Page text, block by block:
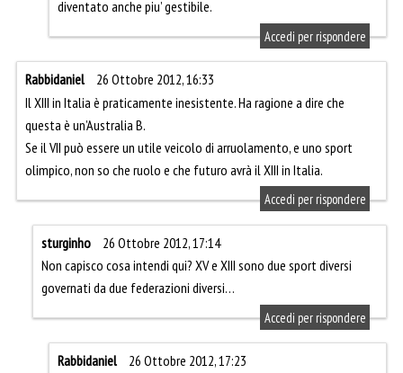
diventato anche piu’ gestibile.
Accedi per rispondere
Rabbidaniel
26 Ottobre 2012, 16:33
Il XIII in Italia è praticamente inesistente. Ha ragione a dire che
questa è un’Australia B.
Se il VII può essere un utile veicolo di arruolamento, e uno sport
olimpico, non so che ruolo e che futuro avrà il XIII in Italia.
Accedi per rispondere
sturginho
26 Ottobre 2012, 17:14
Non capisco cosa intendi qui? XV e XIII sono due sport diversi
governati da due federazioni diversi…
Accedi per rispondere
Rabbidaniel
26 Ottobre 2012, 17:23